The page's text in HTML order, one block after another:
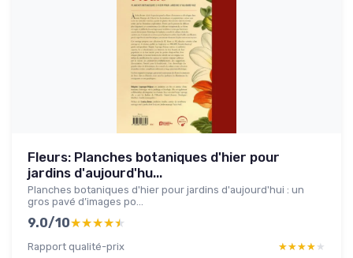
Fleurs: Planches botaniques d'hier pour
jardins d'aujourd'hu...
Planches botaniques d'hier pour jardins d'aujourd'hui : un
gros pavé d’images po...
9.0/10★★★★★
★★★★★
Rapport qualité-prix ★★★★★
★★★★★